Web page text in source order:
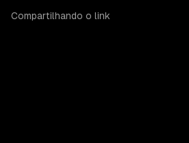
Compartilhando o link